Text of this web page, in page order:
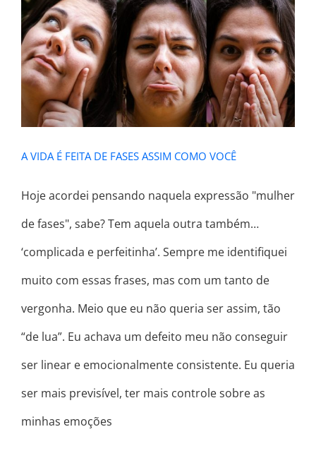
A VIDA É FEITA DE FASES ASSIM
COMO VOCÊ
A VIDA É FEITA DE FASES ASSIM COMO VOCÊ
Hoje acordei pensando naquela expressão "mulher
de fases", sabe? Tem aquela outra também…
‘complicada e perfeitinha’. Sempre me identifiquei
muito com essas frases, mas com um tanto de
vergonha. Meio que eu não queria ser assim, tão
“de lua”. Eu achava um defeito meu não conseguir
ser linear e emocionalmente consistente. Eu queria
ser mais previsível, ter mais controle sobre as
minhas emoções